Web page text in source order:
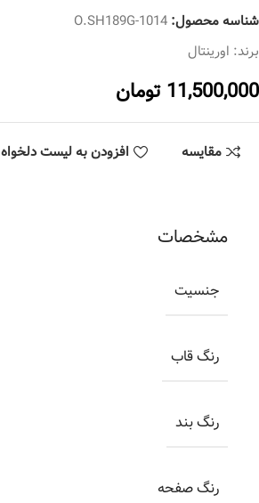
شناسه محصول:O.SH189G-1014
برند: اورینتال
11,500,000 تومان
مقایسه افزودن به لیست دلخواه
مشخصات
جنسیت
رنگ قاب
رنگ بند
رنگ صفحه